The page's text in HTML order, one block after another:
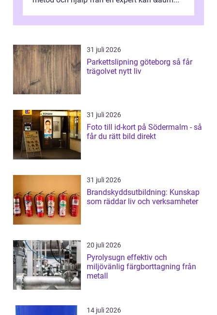
31 juli 2026
Parkettslipning göteborg så får
trägolvet nytt liv
31 juli 2026
Foto till id-kort på Södermalm - så
får du rätt bild direkt
31 juli 2026
Brandskyddsutbildning: Kunskap
som räddar liv och verksamheter
20 juli 2026
Pyrolysugn effektiv och
miljövänlig färgborttagning från
metall
14 juli 2026